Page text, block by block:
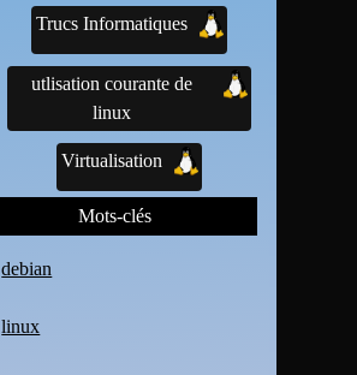
Trucs Informatiques
utlisation courante de
linux
Virtualisation
Mots-clés
debian
linux